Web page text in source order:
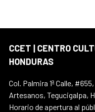
CCET | CENTRO
HONDURAS
Col. Palmira 1ª Calle,
Artesanos, Tegucigalpa,
Horario de apertura al